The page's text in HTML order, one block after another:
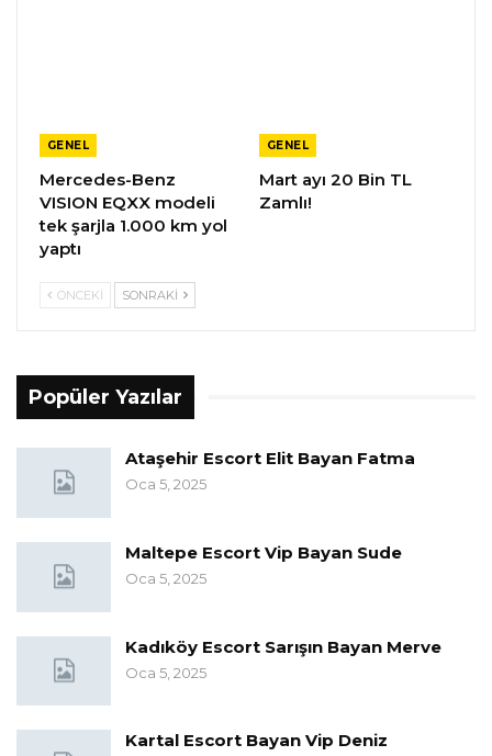
GENEL
Mercedes-Benz
VISION EQXX modeli
tek şarjla 1.000 km yol
yaptı
GENEL
Mart ayı 20 Bin TL
Zamlı!
ÖNCEKI SONRAKI
Popüler Yazılar
Ataşehir Escort Elit Bayan Fatma
Oca 5, 2025
Maltepe Escort Vip Bayan Sude
Oca 5, 2025
Kadıköy Escort Sarışın Bayan Merve
Oca 5, 2025
Kartal Escort Bayan Vip Deniz